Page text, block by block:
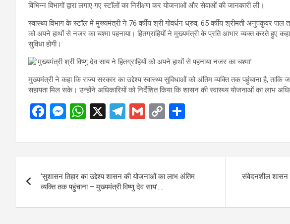
विभिन्न विभागों द्वारा लगाए गए स्टॉलों का निरीक्षण कर योजनाओं और सेवाओं की जानकारी ली।
स्वास्थ्य विभाग के स्टॉल में मुख्यमंत्री ने 76 वर्षीय श्री गोवर्धन ध्रुव, 65 वर्षीय श्रीमती अनुपकुंवर
को अपने हाथों से नजर का चश्मा पहनाया। हितग्राहियों ने मुख्यमंत्री के प्रति आभार व्यक्त करते हुए
सुविधा होगी।
मुख्यमंत्री ने कहा कि राज्य सरकार का उद्देश्य स्वास्थ्य सुविधाओं को अंतिम व्यक्ति तक पहुंचाना है,
सहायता मिल सके। उन्होंने अधिकारियों को निर्देशित किया कि शासन की स्वास्थ्य योजनाओं का लाभ
F
ce
o
o
k
M
se
g
er
W
at
A
p
p
X
T
e
a
m
G
ail
C
py
n
ar
navigation
’सुशासन तिहार का उद्देश्य शासन की योजनाओं का लाभ अंतिम
व्यक्ति तक पहुंचाना – मुख्यमंत्री विष्णु देव साय’….
संवेदनशील शासन